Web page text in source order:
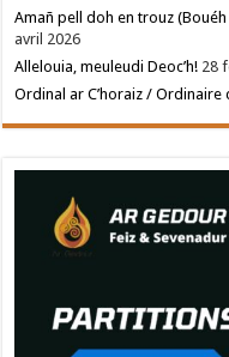
Amañ pell doh en trouz
avril 2026
Allelouia, meuleudi Deoc’h! 28
Ordinal ar C’horaiz / Ordinaire